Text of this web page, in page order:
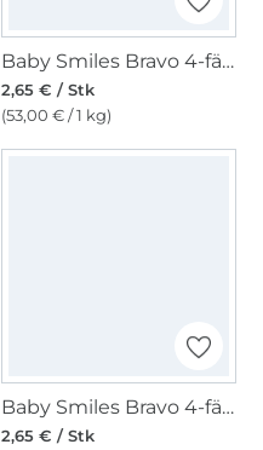
Baby Smiles Bravo 4-fädig, mint multicolor
2,65 € / Stk
(53,00 € / 1 kg)
Baby Smiles Bravo 4-fädig, flamingo
2,65 € / Stk